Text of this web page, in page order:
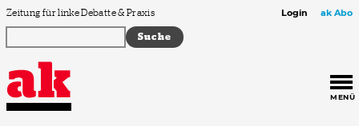
Zum Inhalt springen
Zeitung für linke Debatte & Praxis Login ak Abo
MENÜ